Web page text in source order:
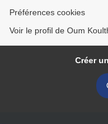
Préférences cookies
Voir le profil de Oum
Créer